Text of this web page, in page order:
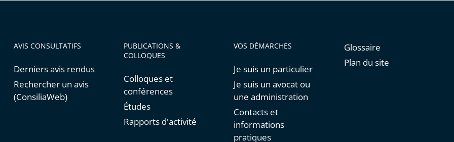
AVIS CONSULTATIFS
Derniers avis rendus
Rechercher un avis
(ConsiliaWeb)
PUBLICATIONS &
COLLOQUES
Colloques et
conférences
Études
Rapports d'activité
VOS DÉMARCHES
Je suis un particulier
Je suis un avocat ou
une administration
Contacts et
informations
pratiques
Glossaire
Plan du site